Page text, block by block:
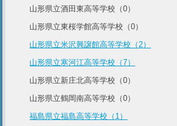
山形県立酒田東高等学校（0）
山形県立東桜学館高等学校（0）
山形県立米沢興譲館高等学校（2）
山形県立寒河江高等学校（7）
山形県立新庄北高等学校（0）
山形県立鶴岡南高等学校（0）
福島県立福島高等学校（1）